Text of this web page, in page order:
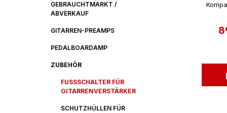
GEBRAUCHTMARKT /
ABVERKAUF
GITARREN-PREAMPS
PEDALBOARDAMP
ZUBEHÖR
FUSSSCHALTER FÜR G
ITARRENVERSTÄRKER
SCHUTZHÜLLEN FÜR